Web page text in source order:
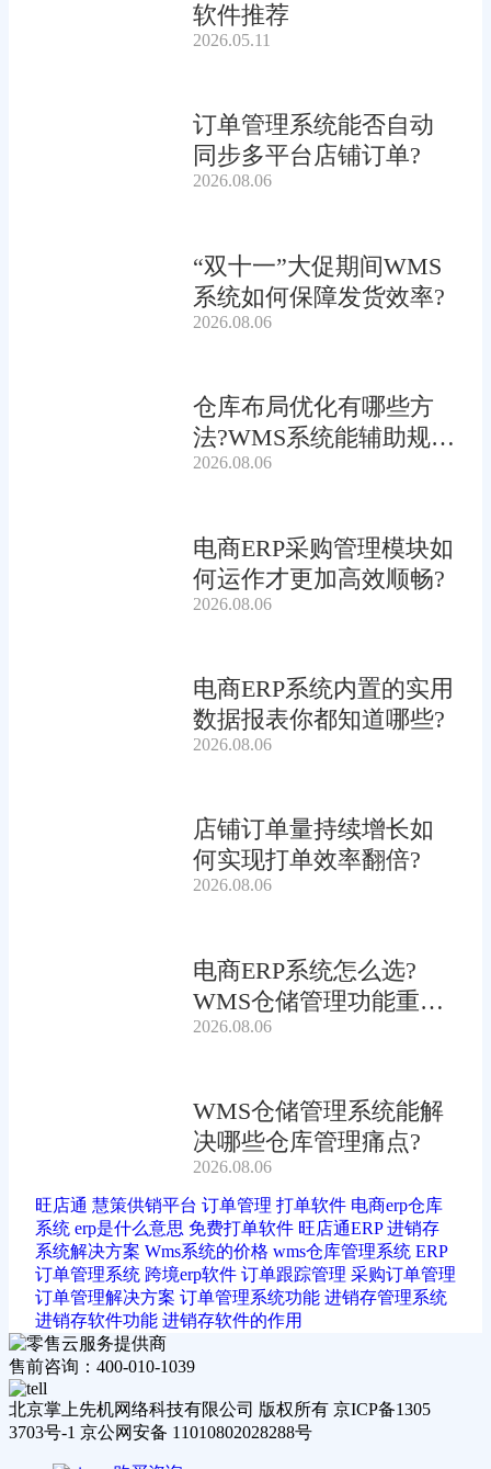
软件推荐
2026.05.11
订单管理系统能否自动
同步多平台店铺订单?
2026.08.06
“双十一”大促期间WMS
系统如何保障发货效率?
2026.08.06
仓库布局优化有哪些方
法?WMS系统能辅助规划
吗?
2026.08.06
电商ERP采购管理模块如
何运作才更加高效顺畅?
2026.08.06
电商ERP系统内置的实用
数据报表你都知道哪些?
2026.08.06
店铺订单量持续增长如
何实现打单效率翻倍?
2026.08.06
电商ERP系统怎么选?
WMS仓储管理功能重要
吗?
2026.08.06
WMS仓储管理系统能解
决哪些仓库管理痛点?
2026.08.06
旺店通 慧策供销平台 订单管理 打单软件 电商erp仓库
系统 erp是什么意思 免费打单软件 旺店通ERP 进销存
系统解决方案 Wms系统的价格 wms仓库管理系统 ERP
订单管理系统 跨境erp软件 订单跟踪管理 采购订单管理
订单管理解决方案 订单管理系统功能 进销存管理系统
进销存软件功能 进销存软件的作用
售前咨询：400-010-1039
北京掌上先机网络科技有限公司 版权所有 京ICP备1305
3703号-1 京公网安备 11010802028288号